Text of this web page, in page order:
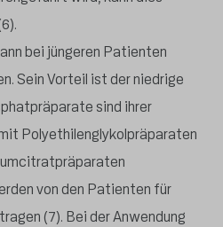
bei jüngeren Patienten
Sein Vorteil ist der niedrige
sind ihrer
Polyethilenglykolpräparaten
von den Patienten für
(7). Bei der Anwendung